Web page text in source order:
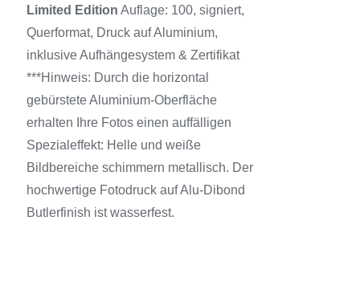
OPTIONEN
AUF
DER
PRODUKTSEITE
GEWÄHLT
WERDEN
Limited Edition Auflage: 100, signiert,
Querformat, Druck auf Aluminium,
inklusive Aufhängesystem & Zertifikat
***Hinweis: Durch die horizontal
gebürstete Aluminium-Oberfläche
erhalten Ihre Fotos einen auffälligen
Spezialeffekt: Helle und weiße
Bildbereiche schimmern metallisch. Der
hochwertige Fotodruck auf Alu-Dibond
Butlerfinish ist wasserfest.